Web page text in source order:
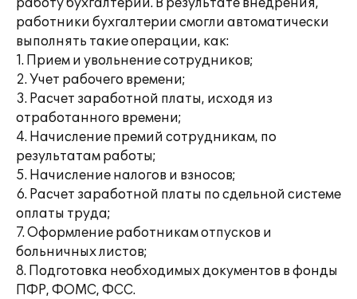
работу бухгалтерии. В результате внедрения,
работники бухгалтерии смогли автоматически
выполнять такие операции, как:
1. Прием и увольнение сотрудников;
2. Учет рабочего времени;
3. Расчет заработной платы, исходя из
отработанного времени;
4. Начисление премий сотрудникам, по
результатам работы;
5. Начисление налогов и взносов;
6. Расчет заработной платы по сдельной системе
оплаты труда;
7. Оформление работникам отпусков и
больничных листов;
8. Подготовка необходимых документов в фонды
ПФР, ФОМС, ФСС.